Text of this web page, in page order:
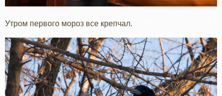
Утром первого мороз все крепчал.